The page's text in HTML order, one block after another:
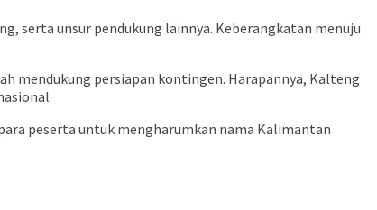
serta unsur pendukung lainnya. Keberangkatan menuju
mendukung persiapan kontingen. Harapannya, Kalteng
peserta untuk mengharumkan nama Kalimantan